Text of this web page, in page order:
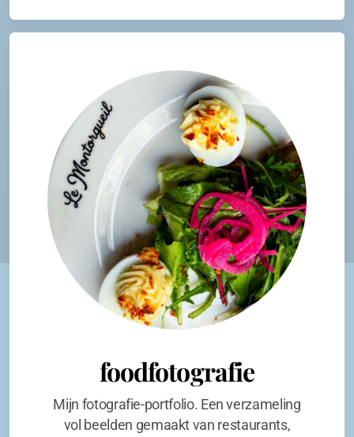
foodfotografie
Mijn fotografie-portfolio. Een verzameling
vol beelden gemaakt van restaurants,